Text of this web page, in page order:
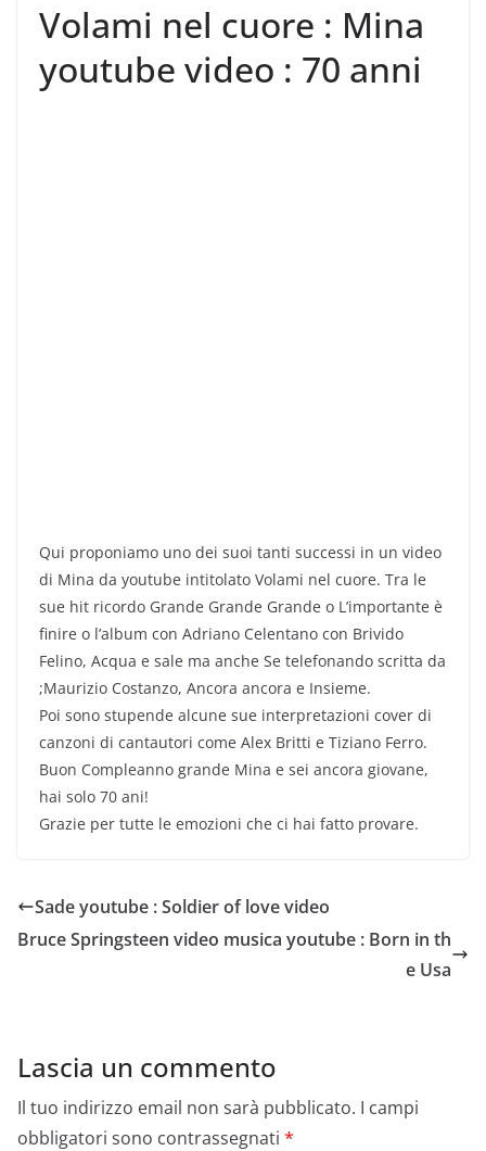
Volami nel cuore : Mina
youtube video : 70 anni
Qui proponiamo uno dei suoi tanti successi in un video
di Mina da youtube intitolato Volami nel cuore. Tra le
sue hit ricordo Grande Grande Grande o L’importante è
finire o l’album con Adriano Celentano con Brivido
Felino, Acqua e sale ma anche Se telefonando scritta da
;Maurizio Costanzo, Ancora ancora e Insieme.
Poi sono stupende alcune sue interpretazioni cover di
canzoni di cantautori come Alex Britti e Tiziano Ferro.
Buon Compleanno grande Mina e sei ancora giovane,
hai solo 70 ani!
Grazie per tutte le emozioni che ci hai fatto provare.
Sade youtube : Soldier of love video
Bruce Springsteen video musica youtube : Born in th
e Usa
Lascia un commento
Il tuo indirizzo email non sarà pubblicato. I campi
obbligatori sono contrassegnati *